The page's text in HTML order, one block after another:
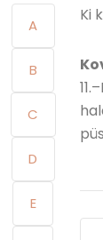
A
B
C
D
E
Ki